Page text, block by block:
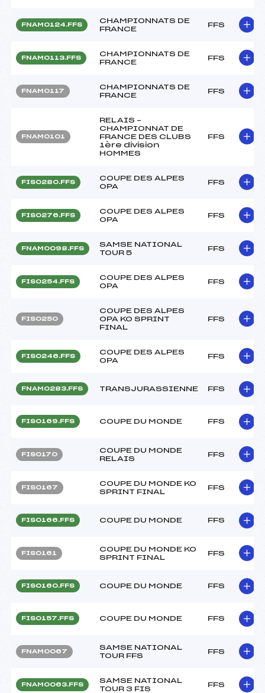
FNAM0124.FFS
CHAMPIONNATS DE
FRANCE
FFS
FNAM0113.FFS
CHAMPIONNATS DE
FRANCE
FFS
FNAM0117
CHAMPIONNATS DE
FRANCE
FFS
FNAM0101
RELAIS –
CHAMPIONNAT DE
FRANCE DES CLUBS
1ère division
HOMMES
FFS
FIS0280.FFS
COUPE DES ALPES
OPA
FFS
FIS0276.FFS
COUPE DES ALPES
OPA
FFS
FNAM0098.FFS
SAMSE NATIONAL
TOUR 5
FFS
FIS0254.FFS
COUPE DES ALPES
OPA
FFS
FIS0250
COUPE DES ALPES
OPA KO SPRINT
FINAL
FFS
FIS0246.FFS
COUPE DES ALPES
OPA
FFS
FNAM0283.FFS TRANSJURASSIENNE FFS
FIS0169.FFS COUPE DU MONDE FFS
FIS0170
COUPE DU MONDE
RELAIS
FFS
FIS0167
COUPE DU MONDE KO
SPRINT FINAL
FFS
FIS0166.FFS COUPE DU MONDE FFS
FIS0161
COUPE DU MONDE KO
SPRINT FINAL
FFS
FIS0160.FFS COUPE DU MONDE FFS
FIS0157.FFS COUPE DU MONDE FFS
FNAM0067
SAMSE NATIONAL
TOUR FFS
FFS
FNAM0063.FFS
SAMSE NATIONAL
TOUR 3 FIS
FFS